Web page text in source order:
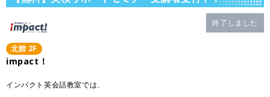
終了しました
北館 2F
impact！
インパクト英会話教室では、